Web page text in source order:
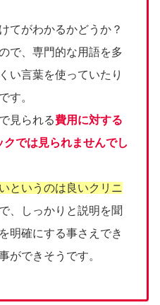
てがわかるかどうか？
で、専門的な用語を多
い言葉を使っていたり
す。
見られる費用に対する
では見られませんでし
というのは良いクリニ
、しっかりと説明を聞
明確にする事さえでき
ができそうです。